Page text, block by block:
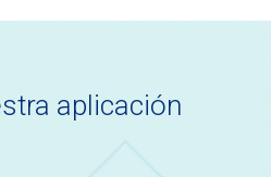
aplicación